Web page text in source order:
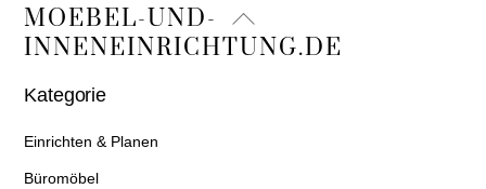
Back
To
MOEBEL-UND-
INNENEINRICHTUNG.DE
Kategorie
Einrichten & Planen
Büromöbel